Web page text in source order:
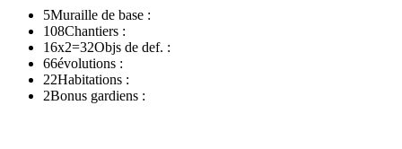
5Muraille de base :
108Chantiers :
16x2=32Objs de def. :
66évolutions :
22Habitations :
2Bonus gardiens :